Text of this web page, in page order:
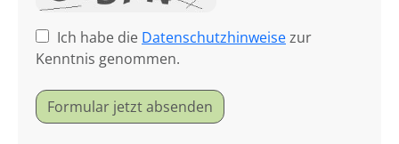
Ich habe die Datenschutzhinweisezur
Kenntnis genommen.
Formular jetzt absenden